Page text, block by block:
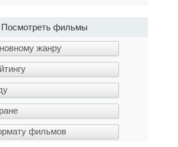
Посмотреть фильмы